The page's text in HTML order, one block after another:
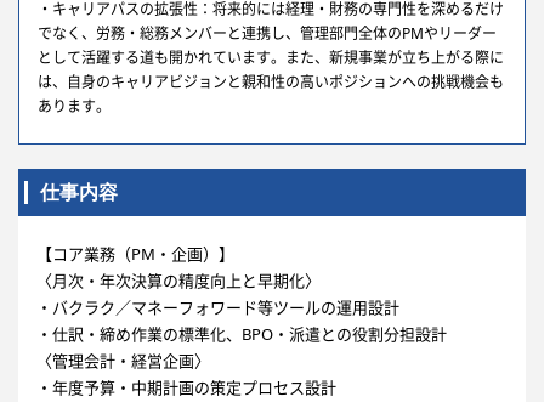
・キャリアパスの拡張性：将来的には経理・財務の専門性を深めるだけ
でなく、労務・総務メンバーと連携し、管理部門全体のPMやリーダー
として活躍する道も開かれています。また、新規事業が立ち上がる際に
は、自身のキャリアビジョンと親和性の高いポジションへの挑戦機会も
あります。
仕事内容
【コア業務（PM・企画）】
〈月次・年次決算の精度向上と早期化〉
・バクラク／マネーフォワード等ツールの運用設計
・仕訳・締め作業の標準化、BPO・派遣との役割分担設計
〈管理会計・経営企画〉
・年度予算・中期計画の策定プロセス設計